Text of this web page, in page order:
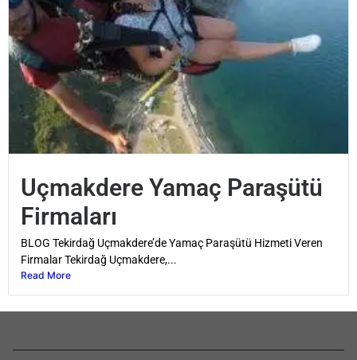
Uçmakdere Yamaç Paraşütü
Firmaları
BLOG Tekirdağ Uçmakdere’de Yamaç Paraşütü Hizmeti Veren
Firmalar Tekirdağ Uçmakdere,...
Read More